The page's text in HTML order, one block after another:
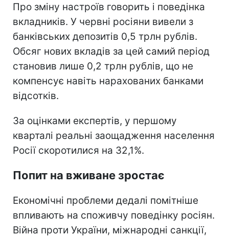
Про зміну настроїв говорить і поведінка
вкладників. У червні росіяни вивели з
банківських депозитів 0,5 трлн рублів.
Обсяг нових вкладів за цей самий період
становив лише 0,2 трлн рублів, що не
компенсує навіть нарахованих банками
відсотків.
За оцінками експертів, у першому
кварталі реальні заощадження населення
Росії скоротилися на 32,1%.
Попит на вживане зростає
Економічні проблеми дедалі помітніше
впливають на споживчу поведінку росіян.
Війна проти України, міжнародні санкції,